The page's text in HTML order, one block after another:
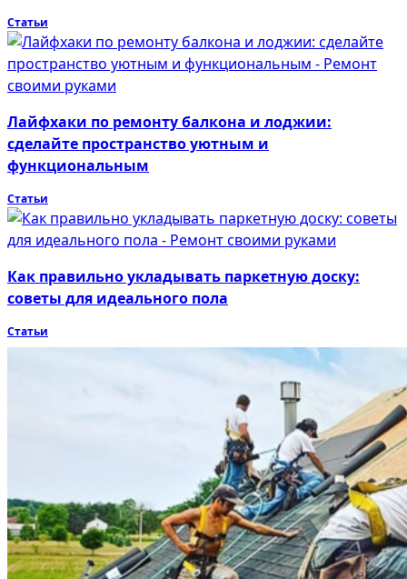
Статьи
Лайфхаки по ремонту балкона и лоджии:
сделайте пространство уютным и
функциональным
Статьи
Как правильно укладывать паркетную доску:
советы для идеального пола
Статьи